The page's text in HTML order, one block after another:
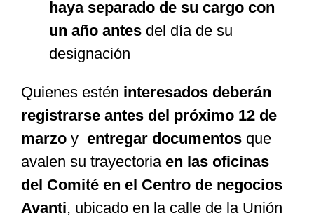
haya separado de su cargo con
un año antes del día de su
designación
Quienes estén interesados deberán
registrarse antes del próximo 12 de
marzo y entregar documentos que
avalen su trayectoria en las oficinas
del Comité en el Centro de negocios
Avanti, ubicado en la calle de la Unión